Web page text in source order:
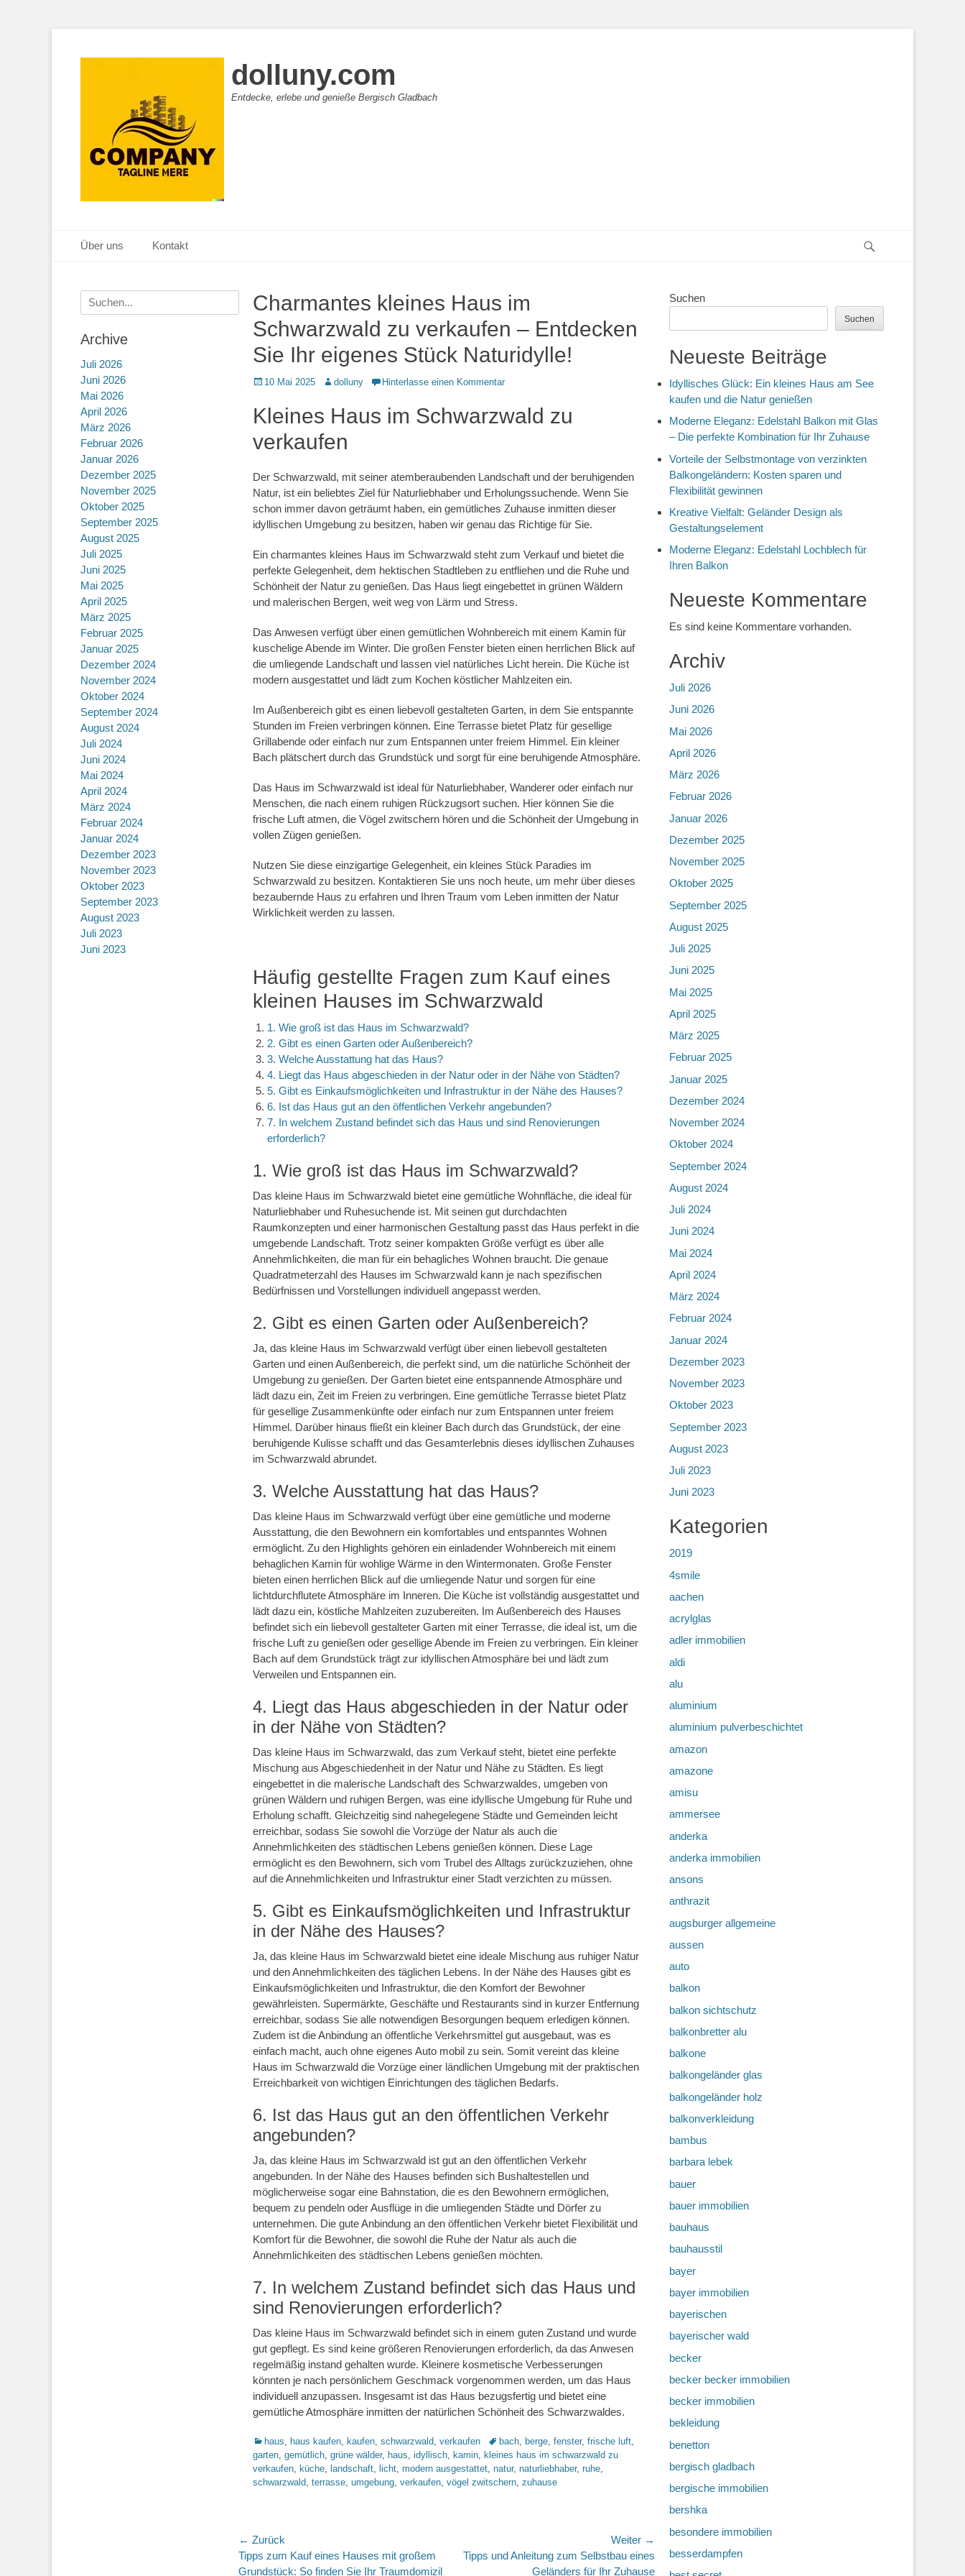
dolluny.com
Entdecke, erlebe und genieße Bergisch Gladbach
Primäres Menü
Zum
Inhalt
Über uns Kontakt
Charmantes kleines Haus im
Schwarzwald zu verkaufen – Entdecken
Sie Ihr eigenes Stück Naturidylle!
Posted
10 Mai 2025 Autordolluny Hinterlasse einen Kommentar
Kleines Haus im Schwarzwald zu
verkaufen
Der Schwarzwald, mit seiner atemberaubenden Landschaft und der beruhigenden
Natur, ist ein beliebtes Ziel für Naturliebhaber und Erholungssuchende. Wenn Sie
schon immer davon geträumt haben, ein gemütliches Zuhause inmitten dieser
idyllischen Umgebung zu besitzen, haben wir genau das Richtige für Sie.
Ein charmantes kleines Haus im Schwarzwald steht zum Verkauf und bietet die
perfekte Gelegenheit, dem hektischen Stadtleben zu entfliehen und die Ruhe und
Schönheit der Natur zu genießen. Das Haus liegt eingebettet in grünen Wäldern
und malerischen Bergen, weit weg von Lärm und Stress.
Das Anwesen verfügt über einen gemütlichen Wohnbereich mit einem Kamin für
kuschelige Abende im Winter. Die großen Fenster bieten einen herrlichen Blick auf
die umliegende Landschaft und lassen viel natürliches Licht herein. Die Küche ist
modern ausgestattet und lädt zum Kochen köstlicher Mahlzeiten ein.
Im Außenbereich gibt es einen liebevoll gestalteten Garten, in dem Sie entspannte
Stunden im Freien verbringen können. Eine Terrasse bietet Platz für gesellige
Grillabende oder einfach nur zum Entspannen unter freiem Himmel. Ein kleiner
Bach plätschert durch das Grundstück und sorgt für eine beruhigende Atmosphäre.
Das Haus im Schwarzwald ist ideal für Naturliebhaber, Wanderer oder einfach nur
Menschen, die nach einem ruhigen Rückzugsort suchen. Hier können Sie die
frische Luft atmen, die Vögel zwitschern hören und die Schönheit der Umgebung in
vollen Zügen genießen.
Nutzen Sie diese einzigartige Gelegenheit, ein kleines Stück Paradies im
Schwarzwald zu besitzen. Kontaktieren Sie uns noch heute, um mehr über dieses
bezaubernde Haus zu erfahren und Ihren Traum vom Leben inmitten der Natur
Wirklichkeit werden zu lassen.
Häufig gestellte Fragen zum Kauf eines
kleinen Hauses im Schwarzwald
1. Wie groß ist das Haus im Schwarzwald?
2. Gibt es einen Garten oder Außenbereich?
3. Welche Ausstattung hat das Haus?
4. Liegt das Haus abgeschieden in der Natur oder in der Nähe von Städten?
5. Gibt es Einkaufsmöglichkeiten und Infrastruktur in der Nähe des Hauses?
6. Ist das Haus gut an den öffentlichen Verkehr angebunden?
7. In welchem Zustand befindet sich das Haus und sind Renovierungen
erforderlich?
1. Wie groß ist das Haus im Schwarzwald?
Das kleine Haus im Schwarzwald bietet eine gemütliche Wohnfläche, die ideal für
Naturliebhaber und Ruhesuchende ist. Mit seinen gut durchdachten
Raumkonzepten und einer harmonischen Gestaltung passt das Haus perfekt in die
umgebende Landschaft. Trotz seiner kompakten Größe verfügt es über alle
Annehmlichkeiten, die man für ein behagliches Wohnen braucht. Die genaue
Quadratmeterzahl des Hauses im Schwarzwald kann je nach spezifischen
Bedürfnissen und Vorstellungen individuell angepasst werden.
2. Gibt es einen Garten oder Außenbereich?
Ja, das kleine Haus im Schwarzwald verfügt über einen liebevoll gestalteten
Garten und einen Außenbereich, die perfekt sind, um die natürliche Schönheit der
Umgebung zu genießen. Der Garten bietet eine entspannende Atmosphäre und
lädt dazu ein, Zeit im Freien zu verbringen. Eine gemütliche Terrasse bietet Platz
für gesellige Zusammenkünfte oder einfach nur zum Entspannen unter freiem
Himmel. Darüber hinaus fließt ein kleiner Bach durch das Grundstück, der eine
beruhigende Kulisse schafft und das Gesamterlebnis dieses idyllischen Zuhauses
im Schwarzwald abrundet.
3. Welche Ausstattung hat das Haus?
Das kleine Haus im Schwarzwald verfügt über eine gemütliche und moderne
Ausstattung, die den Bewohnern ein komfortables und entspanntes Wohnen
ermöglicht. Zu den Highlights gehören ein einladender Wohnbereich mit einem
behaglichen Kamin für wohlige Wärme in den Wintermonaten. Große Fenster
bieten einen herrlichen Blick auf die umliegende Natur und sorgen für eine
lichtdurchflutete Atmosphäre im Inneren. Die Küche ist vollständig ausgestattet und
lädt dazu ein, köstliche Mahlzeiten zuzubereiten. Im Außenbereich des Hauses
befindet sich ein liebevoll gestalteter Garten mit einer Terrasse, die ideal ist, um die
frische Luft zu genießen oder gesellige Abende im Freien zu verbringen. Ein kleiner
Bach auf dem Grundstück trägt zur idyllischen Atmosphäre bei und lädt zum
Verweilen und Entspannen ein.
4. Liegt das Haus abgeschieden in der Natur oder
in der Nähe von Städten?
Das kleine Haus im Schwarzwald, das zum Verkauf steht, bietet eine perfekte
Mischung aus Abgeschiedenheit in der Natur und Nähe zu Städten. Es liegt
eingebettet in die malerische Landschaft des Schwarzwaldes, umgeben von
grünen Wäldern und ruhigen Bergen, was eine idyllische Umgebung für Ruhe und
Erholung schafft. Gleichzeitig sind nahegelegene Städte und Gemeinden leicht
erreichbar, sodass Sie sowohl die Vorzüge der Natur als auch die
Annehmlichkeiten des städtischen Lebens genießen können. Diese Lage
ermöglicht es den Bewohnern, sich vom Trubel des Alltags zurückzuziehen, ohne
auf die Annehmlichkeiten und Infrastruktur einer Stadt verzichten zu müssen.
5. Gibt es Einkaufsmöglichkeiten und Infrastruktur
in der Nähe des Hauses?
Ja, das kleine Haus im Schwarzwald bietet eine ideale Mischung aus ruhiger Natur
und den Annehmlichkeiten des täglichen Lebens. In der Nähe des Hauses gibt es
Einkaufsmöglichkeiten und Infrastruktur, die den Komfort der Bewohner
gewährleisten. Supermärkte, Geschäfte und Restaurants sind in kurzer Entfernung
erreichbar, sodass Sie alle notwendigen Besorgungen bequem erledigen können.
Zudem ist die Anbindung an öffentliche Verkehrsmittel gut ausgebaut, was es
einfach macht, auch ohne eigenes Auto mobil zu sein. Somit vereint das kleine
Haus im Schwarzwald die Vorzüge einer ländlichen Umgebung mit der praktischen
Erreichbarkeit von wichtigen Einrichtungen des täglichen Bedarfs.
6. Ist das Haus gut an den öffentlichen Verkehr
angebunden?
Ja, das kleine Haus im Schwarzwald ist gut an den öffentlichen Verkehr
angebunden. In der Nähe des Hauses befinden sich Bushaltestellen und
möglicherweise sogar eine Bahnstation, die es den Bewohnern ermöglichen,
bequem zu pendeln oder Ausflüge in die umliegenden Städte und Dörfer zu
unternehmen. Die gute Anbindung an den öffentlichen Verkehr bietet Flexibilität und
Komfort für die Bewohner, die sowohl die Ruhe der Natur als auch die
Annehmlichkeiten des städtischen Lebens genießen möchten.
7. In welchem Zustand befindet sich das Haus und
sind Renovierungen erforderlich?
Das kleine Haus im Schwarzwald befindet sich in einem guten Zustand und wurde
gut gepflegt. Es sind keine größeren Renovierungen erforderlich, da das Anwesen
regelmäßig instand gehalten wurde. Kleinere kosmetische Verbesserungen
könnten je nach persönlichem Geschmack vorgenommen werden, um das Haus
individuell anzupassen. Insgesamt ist das Haus bezugsfertig und bietet eine
gemütliche Atmosphäre inmitten der natürlichen Schönheit des Schwarzwaldes.
Kategorien
haus, haus kaufen, kaufen, schwarzwald, verkaufen Schlagworte
bach, berge, fenster, frische luft,
garten, gemütlich, grüne wälder, haus, idyllisch, kamin, kleines haus im schwarzwald zu
verkaufen, küche, landschaft, licht, modern ausgestattet, natur, naturliebhaber, ruhe,
schwarzwald, terrasse, umgebung, verkaufen, vögel zwitschern, zuhause
Beitragsnavigation
← Zurück
Vorheriger
Beitrag:
Tipps zum Kauf eines Hauses mit großem
Grundstück: So finden Sie Ihr Traumdomizil
Weiter →
Nächster
Tipps und Anleitung zum Selbstbau eines
Geländers für Ihr Zuhause
Suchen
Suchen
Neueste Beiträge
Idyllisches Glück: Ein kleines Haus am See
kaufen und die Natur genießen
Moderne Eleganz: Edelstahl Balkon mit Glas
– Die perfekte Kombination für Ihr Zuhause
Vorteile der Selbstmontage von verzinkten
Balkongeländern: Kosten sparen und
Flexibilität gewinnen
Kreative Vielfalt: Geländer Design als
Gestaltungselement
Moderne Eleganz: Edelstahl Lochblech für
Ihren Balkon
Neueste Kommentare
Es sind keine Kommentare vorhanden.
Archiv
Juli 2026
Juni 2026
Mai 2026
April 2026
März 2026
Februar 2026
Januar 2026
Dezember 2025
November 2025
Oktober 2025
September 2025
August 2025
Juli 2025
Juni 2025
Mai 2025
April 2025
März 2025
Februar 2025
Januar 2025
Dezember 2024
November 2024
Oktober 2024
September 2024
August 2024
Juli 2024
Juni 2024
Mai 2024
April 2024
März 2024
Februar 2024
Januar 2024
Dezember 2023
November 2023
Oktober 2023
September 2023
August 2023
Juli 2023
Juni 2023
Kategorien
2019
4smile
aachen
acrylglas
adler immobilien
aldi
alu
aluminium
aluminium pulverbeschichtet
amazon
amazone
amisu
ammersee
anderka
anderka immobilien
ansons
anthrazit
augsburger allgemeine
aussen
auto
balkon
balkon sichtschutz
balkonbretter alu
balkone
balkongeländer glas
balkongeländer holz
balkonverkleidung
bambus
barbara lebek
bauer
bauer immobilien
bauhaus
bauhausstil
bayer
bayer immobilien
bayerischen
bayerischer wald
becker
becker becker immobilien
becker immobilien
bekleidung
benetton
bergisch gladbach
bergische immobilien
bershka
besondere immobilien
besserdampfen
Suche
nach:
Archive
Juli 2026
Juni 2026
Mai 2026
April 2026
März 2026
Februar 2026
Januar 2026
Dezember 2025
November 2025
Oktober 2025
September 2025
August 2025
Juli 2025
Juni 2025
Mai 2025
April 2025
März 2025
Februar 2025
Januar 2025
Dezember 2024
November 2024
Oktober 2024
September 2024
August 2024
Juli 2024
Juni 2024
Mai 2024
April 2024
März 2024
Februar 2024
Januar 2024
Dezember 2023
November 2023
Oktober 2023
September 2023
August 2023
Juli 2023
Juni 2023